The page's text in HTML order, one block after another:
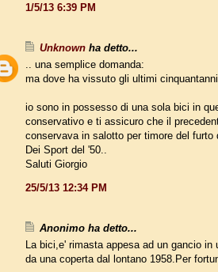
1/5/13 6:39 PM
Unknown ha detto...
.. una semplice domanda:
ma dove ha vissuto gli ultimi
io sono in possesso di una sola bici in
conservativo e ti assicuro che il
conservava in salotto per timore del furto
Dei Sport del '50..
Saluti Giorgio
25/5/13 12:34 PM
Anonimo ha detto...
La bici,e' rimasta appesa ad un gancio in
da una coperta dal lontano 1958.Per